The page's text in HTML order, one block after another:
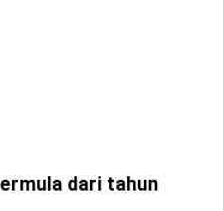
dari tahun